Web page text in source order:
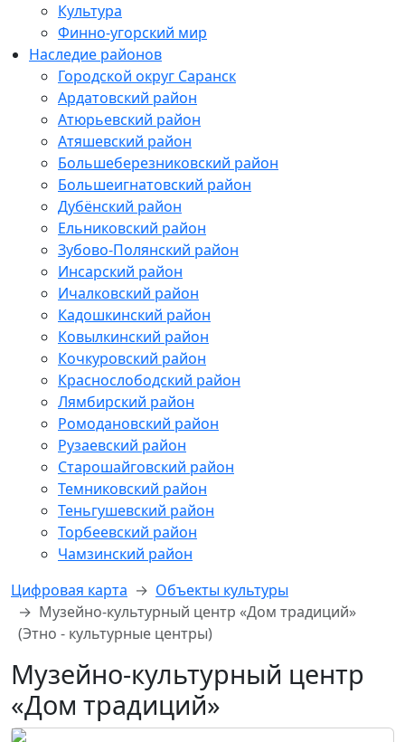
Культура
Финно-угорский мир
Наследие районов
Городской округ Саранск
Ардатовский район
Атюрьевский район
Атяшевский район
Большеберезниковский район
Большеигнатовский район
Дубёнский район
Ельниковский район
Зубово-Полянский район
Инсарский район
Ичалковский район
Кадошкинский район
Ковылкинский район
Кочкуровский район
Краснослободский район
Лямбирский район
Ромодановский район
Рузаевский район
Старошайговский район
Темниковский район
Теньгушевский район
Торбеевский район
Чамзинский район
Цифровая карта
Объекты культуры
Музейно-культурный центр «Дом традиций»
(Этно - культурные центры)
Музейно-культурный центр
«Дом традиций»